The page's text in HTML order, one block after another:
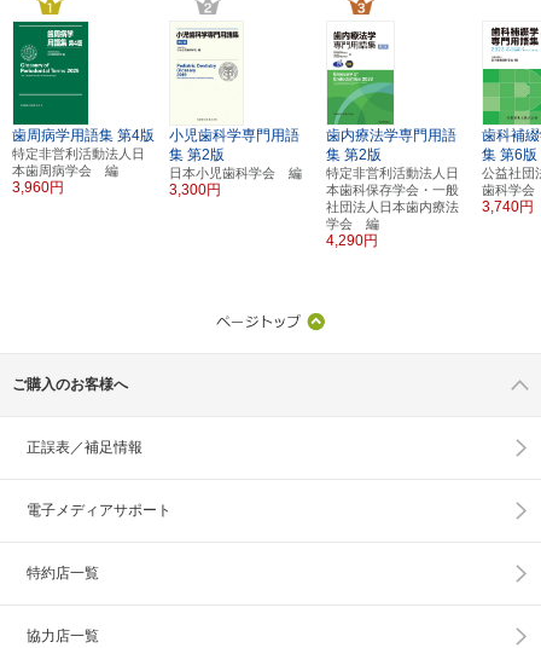
歯周病学用語集 第4版
特定非営利活動法人日
本歯周病学会 編
3,960円
小児歯科学専門用語
集 第2版
日本小児歯科学会 編
3,300円
歯内療法学専門用語
集 第2版
特定非営利活動法人日
本歯科保存学会・一般
社団法人日本歯内療法
学会 編
4,290円
歯科補
集 第6版
公益社団
歯科学
3,740円
ご購入のお客様へ
正誤表／補足情報
電子メディアサポート
特約店一覧
協力店一覧